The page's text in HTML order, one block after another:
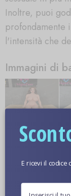
Inoltre, puoi
profondamente
l'intensità che
Immagini di
E ricevi il codice